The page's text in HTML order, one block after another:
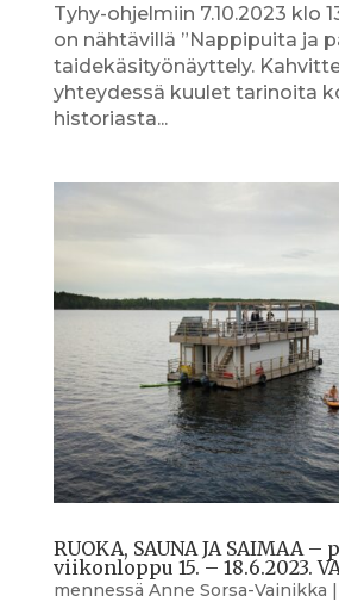
Tyhy-ohjelmiin 7.10.2023 klo
on nähtävillä ”Nappipuita ja
taidekäsityönäyttely.
yhteydessä kuulet tarinoita
historiasta...
RUOKA, SAUNA JA SAIMAA –
viikonloppu 15. – 18.6.2023.
mennessä Anne Sorsa-Vainikka |